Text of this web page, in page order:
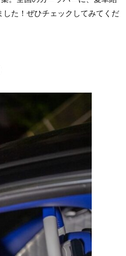
た！ぜひチェックしてみてくだ